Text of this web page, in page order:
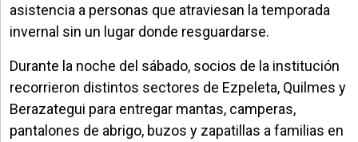
asistencia a personas que atraviesan la temporada
invernal sin un lugar donde resguardarse.
Durante la noche del sábado, socios de la institución
recorrieron distintos sectores de Ezpeleta, Quilmes y
Berazategui para entregar mantas, camperas,
pantalones de abrigo, buzos y zapatillas a familias en